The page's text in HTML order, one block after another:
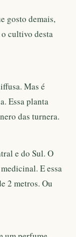
gosto demais,
cultivo desta
Mas é
Essa planta
das turnera.
e do Sul. O
E essa
2 metros. Ou